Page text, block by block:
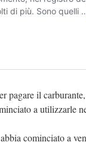
pagare il carburante,
a utilizzarle
cominciato a